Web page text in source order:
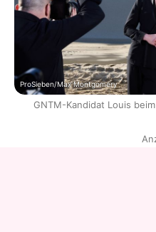
ProSieben/Max Montgomery
GNTM-Kandidat Louis